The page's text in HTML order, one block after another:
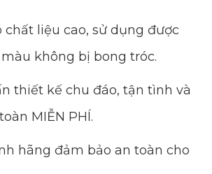
chất liệu cao, sử dụng được
không bị bong tróc.
thiết kế chu đáo, tận tình và
MIỄN PHÍ.
hãng đảm bảo an toàn cho